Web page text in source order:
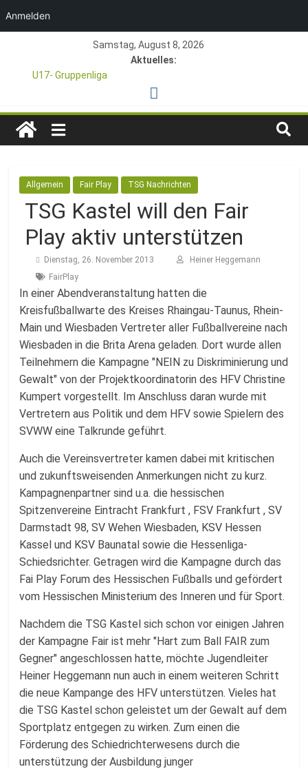
Anmelden
springen
Samstag, August 8, 2026
Aktuelles:
U17- Gruppenliga
*U17-Junioren steigen in die Gruppenliga auf*
1. Mai – Charity-Fußballturnier für Hobbymannschaften
Pfingstturnier 23. – 24.05.2026 – Restplätze noch frei
TSG
1846
e.V.
Mainz-
Kastel
Fussballabteilung
Allgemein Fair Play TSG Nachrichten
TSG Kastel will den Fair
Play aktiv unterstützen
Dienstag, 26. November 2013
Heiner Heggemann
FairPlay
In einer Abendveranstaltung hatten die
Kreisfußballwarte des Kreises Rhaingau-Taunus, Rhein-
Main und Wiesbaden Vertreter aller Fußballvereine nach
Wiesbaden in die Brita Arena geladen. Dort wurde allen
Teilnehmern die Kampagne "NEIN zu Diskriminierung und
Gewalt" von der Projektkoordinatorin des HFV Christine
Kumpert vorgestellt. Im Anschluss daran wurde mit
Vertretern aus Politik und dem HFV sowie Spielern des
SVWW eine Talkrunde geführt.
Auch die Vereinsvertreter kamen dabei mit kritischen
und zukunftsweisenden Anmerkungen nicht zu kurz.
Kampagnenpartner sind u.a. die hessischen
Spitzenvereine Eintracht Frankfurt , FSV Frankfurt , SV
Darmstadt 98, SV Wehen Wiesbaden, KSV Hessen
Kassel und KSV Baunatal sowie die Hessenliga-
Schiedsrichter. Getragen wird die Kampagne durch das
Fai Play Forum des Hessischen Fußballs und gefördert
vom Hessischen Ministerium des Inneren und für Sport.
Nachdem die TSG Kastel sich schon vor einigen Jahren
der Kampagne Fair ist mehr "Hart zum Ball FAIR zum
Gegner" angeschlossen hatte, möchte Jugendleiter
Heiner Heggemann nun auch in einem weiteren Schritt
die neue Kampange des HFV unterstützen. Vieles hat
die TSG Kastel schon geleistet um der Gewalt auf dem
Sportplatz entgegen zu wirken. Zum einen die
Förderung des Schiedrichterwesens durch die
unterstützung der Ausbildung junger